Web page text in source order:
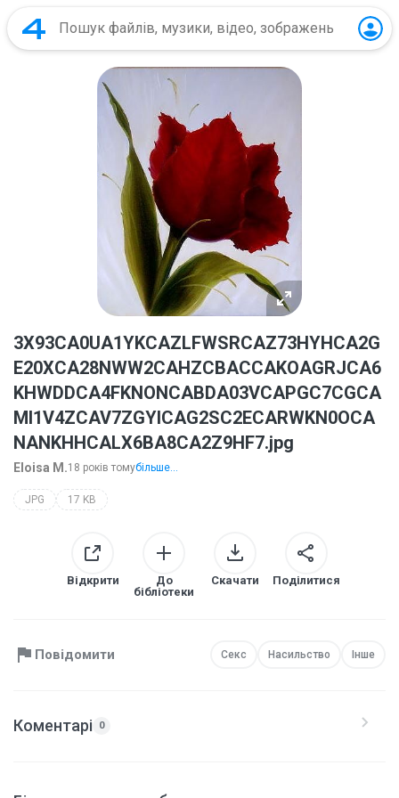
3X93CA0UA1YKCAZLFWSRCAZ73HYHCA2G
E20XCA28NWW2CAHZCBACCAKOAGRJCA6
KHWDDCA4FKNONCABDA03VCAPGC7CGCA
MI1V4ZCAV7ZGYICAG2SC2ECARWKN0OCA
NANKHHCALX6BA8CA2Z9HF7.jpg
Eloisa M.18 років томубільше...
JPG 17 KB
Відкрити
До
бібліотеки
Скачати Поділитися
Повідомити Секс Насильство Інше
Коментарі 0